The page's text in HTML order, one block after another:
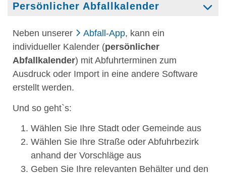
Persönlicher Abfallkalender
Neben unserer Abfall-App, kann ein
individueller Kalender (persönlicher
Abfallkalender) mit Abfuhrterminen zum
Ausdruck oder Import in eine andere Software
erstellt werden.
Und so geht`s:
Wählen Sie Ihre Stadt oder Gemeinde aus
Wählen Sie Ihre Straße oder Abfuhrbezirk
anhand der Vorschläge aus
Geben Sie Ihre relevanten Behälter und den